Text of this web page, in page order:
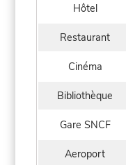
Hôtel
Restaurant
Cinéma
Bibliothèque
Gare SNCF
Aeroport